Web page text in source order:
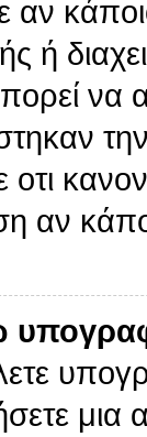
αν
ή
να
οτι
αν
μια